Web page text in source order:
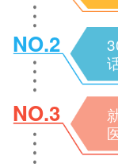
NO.2
NO.3